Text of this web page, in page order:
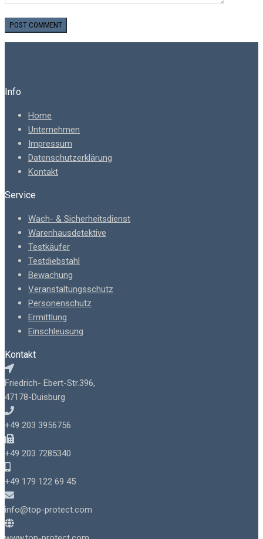
Info
Home
Unternehmen
Impressum
Datenschutzerklärung
Kontakt
Service
Wach- & Sicherheitsdienst
Warenhausdetektive
Testkäufer
Testdiebstahl
Bewachung
Veranstaltungsschutz
Personenschutz
Ermittlung
Einschleusung
Kontakt
Friedrich- Ebert-Str.396,
47178-Duisburg
+49 203 3956756
+49 203 7285340
+49 179 122 69 45
info@top-protect.com